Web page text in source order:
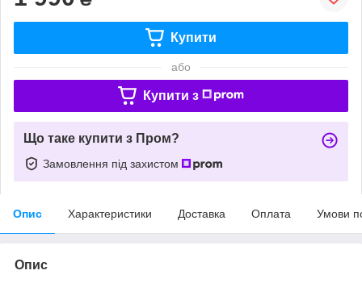
Купити
або
Купити з
Що таке купити з Пром?
Замовлення під захистом
Опис Характеристики Доставка Оплата Умови
Опис